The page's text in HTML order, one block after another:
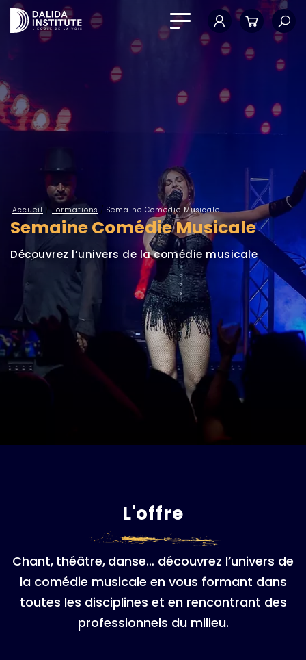
Mon compte Panier
Accueil / Formations / Semaine Comédie Musicale
Semaine Comédie Musicale
Découvrez l’univers de la comédie musicale
L'offre
Chant, théâtre, danse… découvrez l’univers de
la comédie musicale en vous formant dans
toutes les disciplines et en rencontrant des
professionnels du milieu.